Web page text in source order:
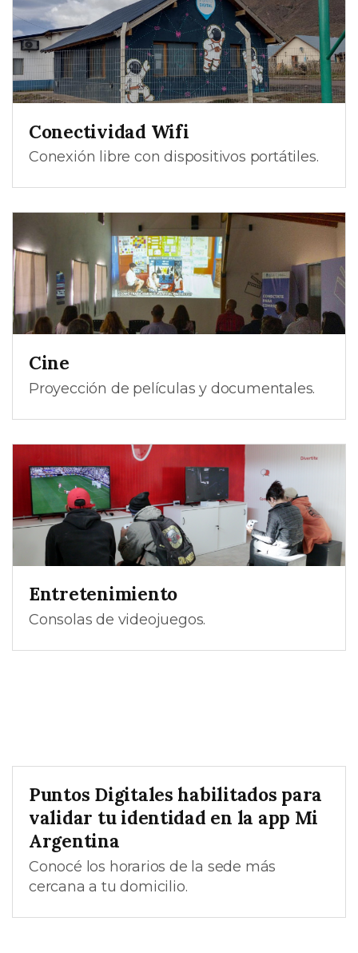
Conectividad Wifi
Conexión libre con dispositivos portátiles.
Cine
Proyección de películas y documentales.
Entretenimiento
Consolas de videojuegos.
Puntos Digitales habilitados para
validar tu identidad en la app Mi
Argentina
Conocé los horarios de la sede más
cercana a tu domicilio.